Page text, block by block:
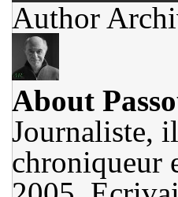
Author
About
Journaliste,
chroniqueur